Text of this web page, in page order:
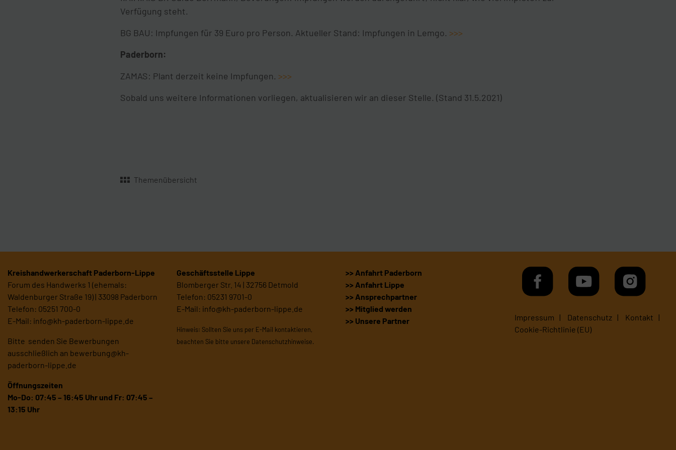
Verfügung steht.
BG BAU: Impfungen für 39 Euro pro Person. Aktueller Stand: Impfungen in Lemgo. >>>
Paderborn:
ZAMAS: Plant derzeit keine Impfungen. >>>
Sobald uns weitere Informationen vorliegen, aktualisieren wir an dieser Stelle. (Stand 31.5.2021)
Themenübersicht
Kreishandwerkerschaft Paderborn-Lippe
Forum des Handwerks 1 (ehemals:
Waldenburger Straße 19) | 33098 Paderborn
Telefon: 05251 700-0
E-Mail: info@kh-paderborn-lippe.de
Bitte senden Sie Bewerbungen
ausschließlich an bewerbung@kh-
paderborn-lippe.de
Öffnungszeiten
Mo-Do: 07:45 – 16:45 Uhr und Fr: 07:45 –
13:15 Uhr
Geschäftsstelle Lippe
Blomberger Str. 14 | 32756 Detmold
Telefon: 05231 9701-0
E-Mail: info@kh-paderborn-lippe.de
Hinweis: Sollten Sie uns per E-Mail kontaktieren,
beachten Sie bitte unsere Datenschutzhinweise.
>> Anfahrt Paderborn
>> Anfahrt Lippe
>> Ansprechpartner
>> Mitglied werden
>> Unsere Partner
Impressum Datenschutz
Kontakt
Cookie-Richtlinie (EU)